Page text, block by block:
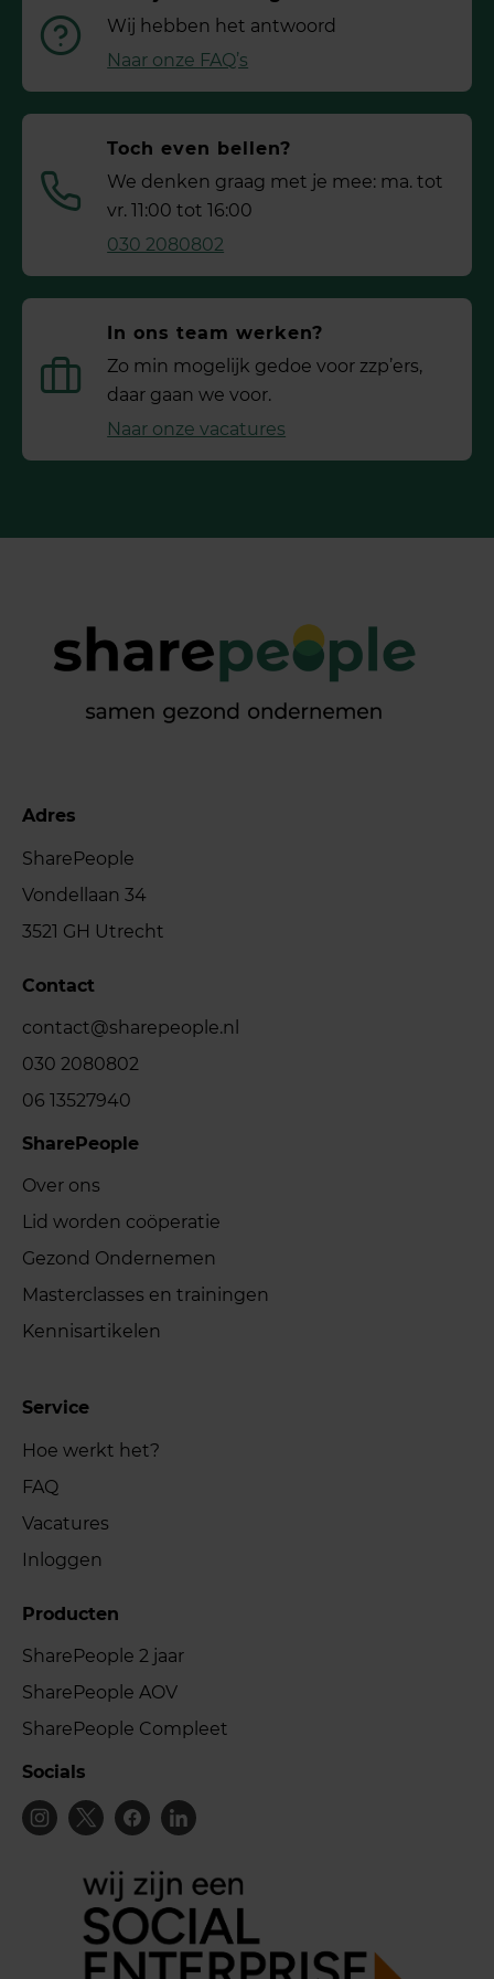
Wij hebben het antwoord
Naar onze FAQ’s
Toch even bellen?
We denken graag met je mee: ma. tot
vr. 11:00 tot 16:00
030 2080802
In ons team werken?
Zo min mogelijk gedoe voor ­zzp’ers,
daar gaan we voor.
Naar onze vacatures
Adres
SharePeople
Vondellaan 34
3521 GH Utrecht
Contact
contact@sharepeople.nl
030 2080802
06 13527940
SharePeople
Over ons
Lid worden coöperatie
Gezond Ondernemen
Masterclasses en trainingen
Kennisartikelen
Service
Hoe werkt het?
FAQ
Vacatures
Inloggen
Producten
SharePeople 2 jaar
SharePeople AOV
SharePeople Compleet
Socials